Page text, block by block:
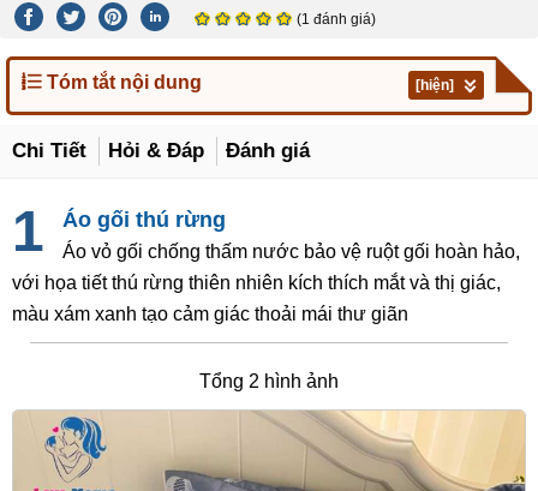
(1 đánh giá)
Tóm tắt nội dung [hiện]
Chi Tiết Hỏi & Đáp Đánh giá
Áo gối thú rừng
Áo vỏ gối chống thấm nước bảo vệ ruột gối hoàn hảo,
với họa tiết thú rừng thiên nhiên kích thích mắt và thị giác,
màu xám xanh tạo cảm giác thoải mái thư giãn
Tổng 2 hình ảnh